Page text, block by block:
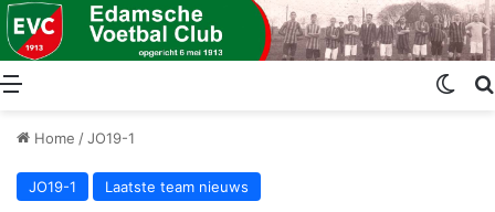
Menu
Home /JO19-1
JO19-1 Laatste team nieuws